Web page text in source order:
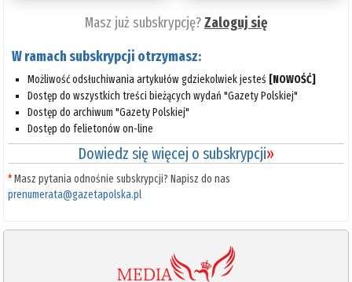
Masz już subskrypcję?Zaloguj się
W ramach subskrypcji otrzymasz:
Możliwość odsłuchiwania artykułów gdziekolwiek jesteś [NOWOŚĆ]
Dostęp do wszystkich treści bieżących wydań "Gazety Polskiej"
Dostęp do archiwum "Gazety Polskiej"
Dostęp do felietonów on-line
Dowiedz się więcej o subskrypcji»
*Masz pytania odnośnie subskrypcji? Napisz do nas
prenumerata@gazetapolska.pl